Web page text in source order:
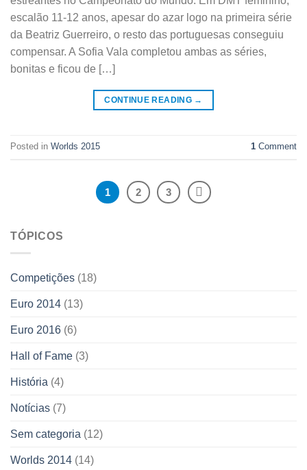
escalão 11-12 anos, apesar do azar logo na primeira série
da Beatriz Guerreiro, o resto das portuguesas conseguiu
compensar. A Sofia Vala completou ambas as séries,
bonitas e ficou de […]
CONTINUE READING →
Posted in Worlds 2015 1 Comment
1 2 3
TÓPICOS
Competições (18)
Euro 2014 (13)
Euro 2016 (6)
Hall of Fame (3)
História (4)
Notícias (7)
Sem categoria (12)
Worlds 2014 (14)